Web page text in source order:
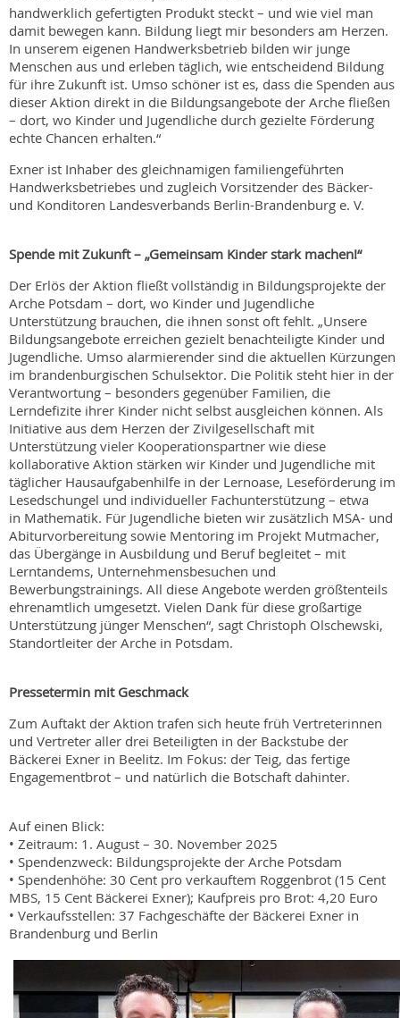
handwerklich gefertigten Produkt steckt – und wie viel man
damit bewegen kann. Bildung liegt mir besonders am Herzen.
In unserem eigenen Handwerksbetrieb bilden wir junge
Menschen aus und erleben täglich, wie entscheidend Bildung
für ihre Zukunft ist. Umso schöner ist es, dass die Spenden aus
dieser Aktion direkt in die Bildungsangebote der Arche fließen
– dort, wo Kinder und Jugendliche durch gezielte Förderung
echte Chancen erhalten.“
Exner ist Inhaber des gleichnamigen familiengeführten
Handwerksbetriebes und zugleich Vorsitzender des Bäcker-
und Konditoren Landesverbands Berlin-Brandenburg e. V.
Spende mit Zukunft – „Gemeinsam Kinder stark machen!“
Der Erlös der Aktion fließt vollständig in Bildungsprojekte der
Arche Potsdam – dort, wo Kinder und Jugendliche
Unterstützung brauchen, die ihnen sonst oft fehlt. „Unsere
Bildungsangebote erreichen gezielt benachteiligte Kinder und
Jugendliche. Umso alarmierender sind die aktuellen Kürzungen
im brandenburgischen Schulsektor. Die Politik steht hier in der
Verantwortung – besonders gegenüber Familien, die
Lerndefizite ihrer Kinder nicht selbst ausgleichen können. Als
Initiative aus dem Herzen der Zivilgesellschaft mit
Unterstützung vieler Kooperationspartner wie diese
kollaborative Aktion stärken wir Kinder und Jugendliche mit
täglicher Hausaufgabenhilfe in der Lernoase, Leseförderung im
Lesedschungel und individueller Fachunterstützung – etwa
in Mathematik. Für Jugendliche bieten wir zusätzlich MSA- und
Abiturvorbereitung sowie Mentoring im Projekt Mutmacher,
das Übergänge in Ausbildung und Beruf begleitet – mit
Lerntandems, Unternehmensbesuchen und
Bewerbungstrainings. All diese Angebote werden größtenteils
ehrenamtlich umgesetzt. Vielen Dank für diese großartige
Unterstützung jünger Menschen“, sagt Christoph Olschewski,
Standortleiter der Arche in Potsdam.
Pressetermin mit Geschmack
Zum Auftakt der Aktion trafen sich heute früh Vertreterinnen
und Vertreter aller drei Beteiligten in der Backstube der
Bäckerei Exner in Beelitz. Im Fokus: der Teig, das fertige
Engagementbrot – und natürlich die Botschaft dahinter.
Auf einen Blick:
• Zeitraum: 1. August – 30. November 2025
• Spendenzweck: Bildungsprojekte der Arche Potsdam
• Spendenhöhe: 30 Cent pro verkauftem Roggenbrot (15 Cent
MBS, 15 Cent Bäckerei Exner); Kaufpreis pro Brot: 4,20 Euro
• Verkaufsstellen: 37 Fachgeschäfte der Bäckerei Exner in
Brandenburg und Berlin